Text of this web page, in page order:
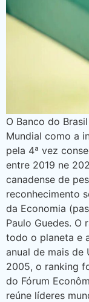
O Banco do
Mundial como a
pela 4ª vez
entre 2019 ne
canadense de
reconhecimento
da Economia
Paulo Guedes.
todo o planeta e
anual de mais de
2005, o ranking
do Fórum
reúne líderes